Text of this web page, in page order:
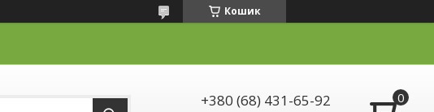
Кошик
+380 (68) 431-65-92